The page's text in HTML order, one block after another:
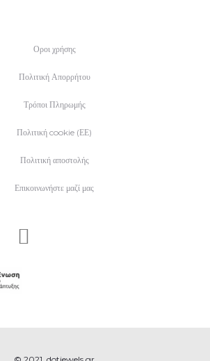
Οροι χρήσης
Πολιτική Απορρήτου
Τρόποι Πληρωμής
Πολιτική cookie (ΕΕ)
Πολιτική αποστολής
Επικοινωνήστε μαζί μας